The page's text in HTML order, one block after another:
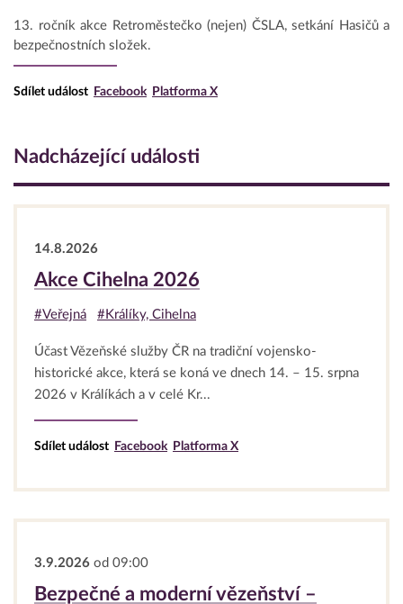
13. ročník akce Retroměstečko (nejen) ČSLA, setkání Hasičů a
bezpečnostních složek.
Sdílet událost Facebook Platforma X
Nadcházející události
14.8.2026
Akce Cihelna 2026
#Veřejná #Králíky, Cihelna
Účast Vězeňské služby ČR na tradiční vojensko-
historické akce, která se koná ve dnech 14. – 15. srpna
2026 v Králíkách a v celé Kr...
Sdílet událost Facebook Platforma X
3.9.2026 od 09:00
Bezpečné a moderní vězeňství –